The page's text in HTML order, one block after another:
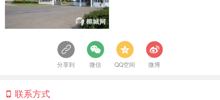
分享到 微信 QQ空间 微博
联系方式